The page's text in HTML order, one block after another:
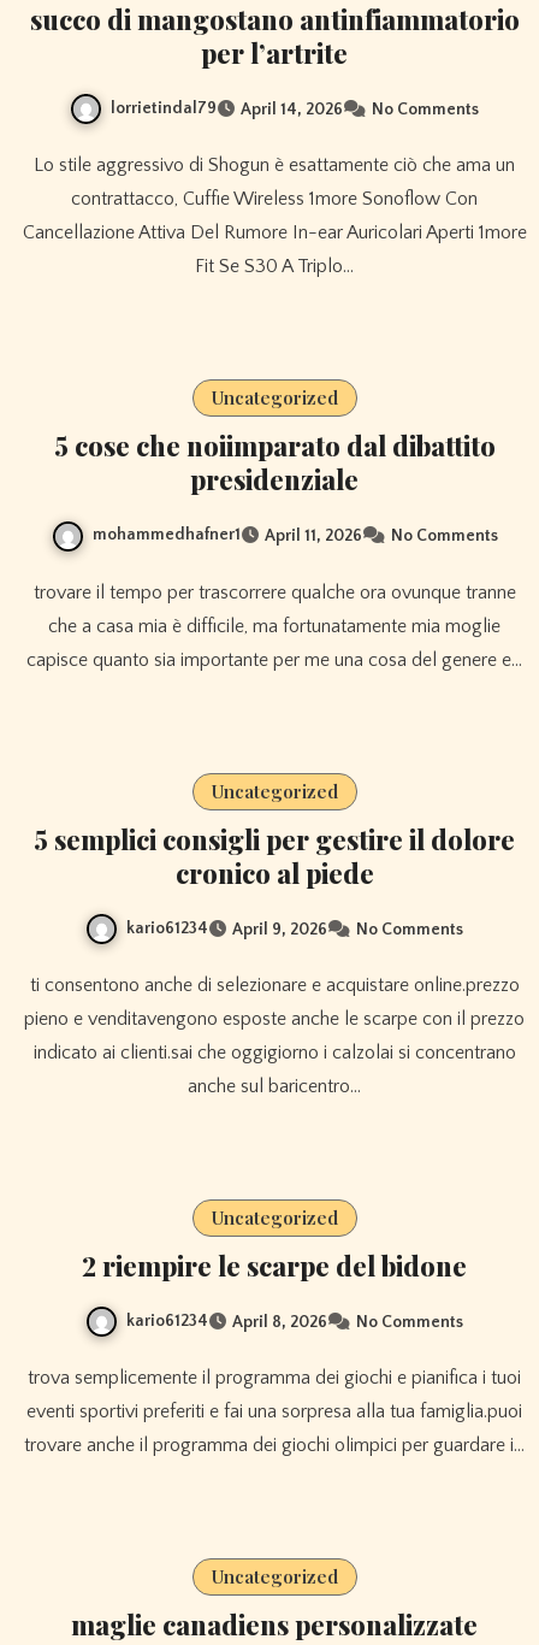
succo di mangostano antinfiammatorio
per l’artrite
lorrietindal79 April 14, 2026 No Comments
Lo stile aggressivo di Shogun è esattamente ciò che ama un
contrattacco, Cuffie Wireless 1more Sonoflow Con
Cancellazione Attiva Del Rumore In-ear Auricolari Aperti 1more
Fit Se S30 A Triplo…
Uncategorized
5 cose che noiimparato dal dibattito
presidenziale
mohammedhafner1 April 11, 2026 No Comments
trovare il tempo per trascorrere qualche ora ovunque tranne
che a casa mia è difficile, ma fortunatamente mia moglie
capisce quanto sia importante per me una cosa del genere e…
Uncategorized
5 semplici consigli per gestire il dolore
cronico al piede
kario61234 April 9, 2026 No Comments
ti consentono anche di selezionare e acquistare online.prezzo
pieno e venditavengono esposte anche le scarpe con il prezzo
indicato ai clienti.sai che oggigiorno i calzolai si concentrano
anche sul baricentro…
Uncategorized
2 riempire le scarpe del bidone
kario61234 April 8, 2026 No Comments
trova semplicemente il programma dei giochi e pianifica i tuoi
eventi sportivi preferiti e fai una sorpresa alla tua famiglia.puoi
trovare anche il programma dei giochi olimpici per guardare i…
Uncategorized
maglie canadiens personalizzate